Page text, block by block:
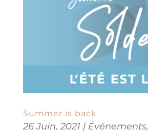
Summer is back
26 Juin, 2021 | Événements,